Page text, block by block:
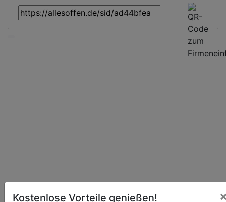
Kostenlose Vorteile genießen!